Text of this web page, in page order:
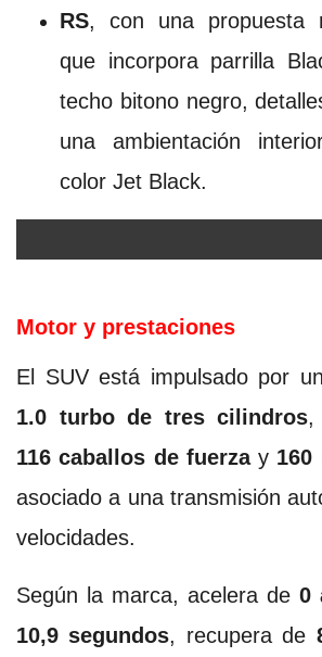
RS, con una propuesta
que incorpora parrilla
techo bitono negro,
una ambientación
color Jet Black.
Motor y prestaciones
El SUV está impulsado por
1.0 turbo de tres cilindros,
116 caballos de fuerzay 160
asociado a una transmisión
velocidades.
Según la marca, acelera de 0
10,9 segundos, recupera de